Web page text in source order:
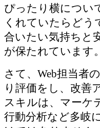
ぴったり横につい
くれていたらどう
合いたい気持ちと
が保たれています。
さて、Web担当者
り評価をし、改善
スキルは、マーケ
行動分析など多岐